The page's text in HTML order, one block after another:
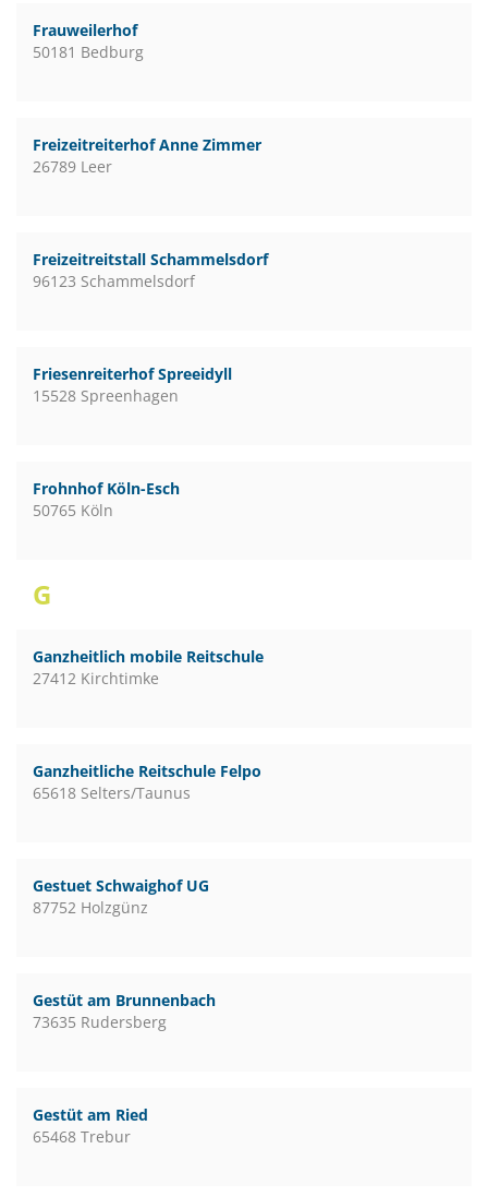
Frauweilerhof
50181 Bedburg
Freizeitreiterhof Anne Zimmer
26789 Leer
Freizeitreitstall Schammelsdorf
96123 Schammelsdorf
Friesenreiterhof Spreeidyll
15528 Spreenhagen
Frohnhof Köln-Esch
50765 Köln
G
Ganzheitlich mobile Reitschule
27412 Kirchtimke
Ganzheitliche Reitschule Felpo
65618 Selters/Taunus
Gestuet Schwaighof UG
87752 Holzgünz
Gestüt am Brunnenbach
73635 Rudersberg
Gestüt am Ried
65468 Trebur